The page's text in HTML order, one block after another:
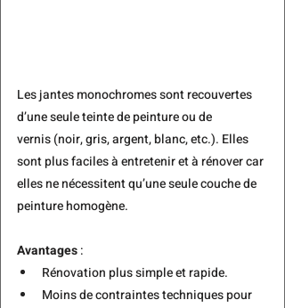
Les jantes monochromes sont recouvertes
d’une seule teinte de peinture ou de
vernis (noir, gris, argent, blanc, etc.). Elles
sont plus faciles à entretenir et à rénover car
elles ne nécessitent qu’une seule couche de
peinture homogène.
Avantages :
Rénovation plus simple et rapide.
Moins de contraintes techniques pour